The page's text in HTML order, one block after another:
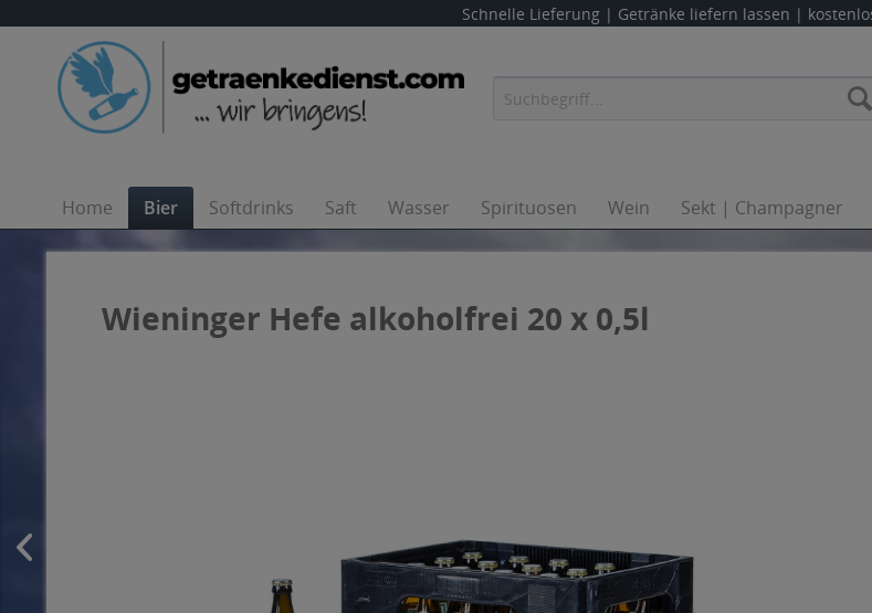
Schnelle Lieferung | Getränke liefern lassen |
Home Bier Softdrinks Saft Wasser Spirituosen Wein Sekt | Champagner
Wieninger Hefe alkoholfrei 20 x 0,5l